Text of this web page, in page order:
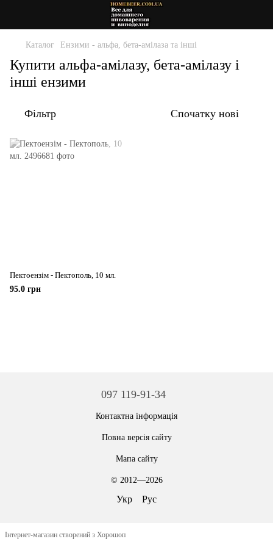
Каталог Ензими - альфа, бета-амілаза та інші
Купити альфа-амілазу, бета-амілазу і
інші ензими
Фільтр Спочатку нові
Пектоензім - Пектополь, 10 мл.
95.0 грн
097 119-91-34
Контактна інформація
Повна версія сайту
Мапа сайту
© 2012—2026
Укр Рус
Інтернет-магазин створений з Хорошоп